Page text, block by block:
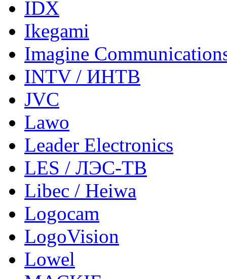
IDX
Ikegami
Imagine
INTV / ИНТВ
JVC
Lawo
Leader Electronics
LES / ЛЭС-ТВ
Libec / Heiwa
Logocam
LogoVision
Lowel